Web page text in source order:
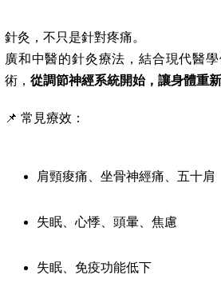
針灸，不只是針對疼痛。
廣和中醫的針灸療法，結合現代醫
術， 從調節神經系統開始，讓身體重新
📌 常見療效：
肩頸痠痛、坐骨神經痛、五十肩
失眠、心悸、頭暈、焦慮
失眠、免疫功能低下